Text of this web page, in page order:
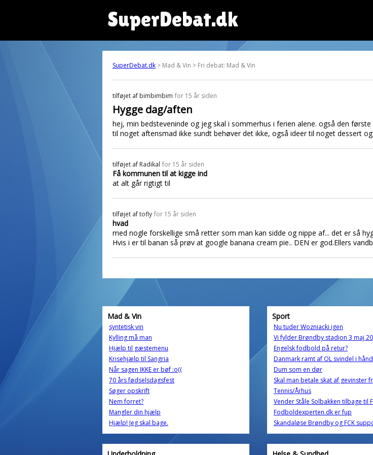
SuperDebat.dk
SuperDebat.dk > Mad & Vin > Fri debat: Mad & Vin
tilføjet af bimbimbim for 15 år siden
Hygge dag/aften
hej, min bedsteveninde og jeg skal i sommerhus i ferien alene. også den
til noget aftensmad ikke sundt behøver det ikke, også ideer til noget dessert
tilføjet af Radikal for 15 år siden
Få kommunen til at kigge ind
at alt går rigtigt til
tilføjet aftofly for 15 år siden
hvad
med nogle forskellige små retter som man kan sidde og nippe af... det er så
Hvis i er til banan så prøv at google banana cream pie.. DEN er god.Ellers
Mad & Vin
syntetisk vin
Kylling må man
Hjælp til gæstemenu
Krisehjælp til Sangria
Når sagen IKKE er bøf :o((
70 års fødselsdagsfest
Søger opskrift
Nem forret?
Mangler din hjælp
Hjælp! Jeg skal bage.
Sport
Nu tuder Wozniacki igen
Vi fylder Brøndby stadion 3 maj
Engelsk fodbold på retur?
Danmark ramt af OL svindel i
Dum som en dør
Skal man betale skat af gevinster
Tennis/Århus
Vender Ståle Solbakken tilbage til
Fodboldexperten.dk er fup
Skandaløse Brøndby og FCK